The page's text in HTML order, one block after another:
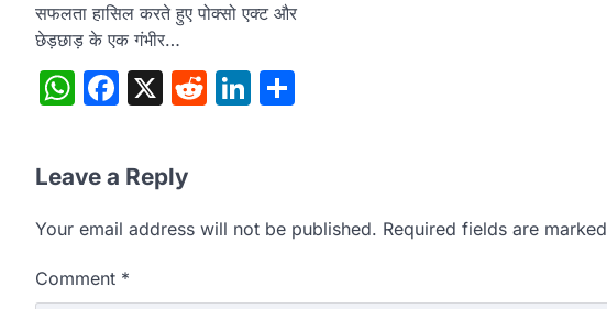
सफलता हासिल करते हुए पोक्सो एक्ट और
छेड़छाड़ के एक गंभीर…
WhatsApp
Facebook
X RedditLinkedIn
Leave a Reply
Your email address will not be published. Required fields are marked
Comment *